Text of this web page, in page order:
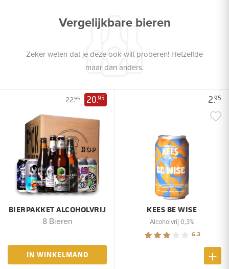
Vergelijkbare bieren
Zeker weten dat je deze ook wilt proberen! Hetzelfde
maar dan anders.
22.95 20.95
BIERPAKKET ALCOHOLVRIJ
8 Bieren
IN WINKELMAND
2.95
KEES BE WISE
Alcoholvrij 0,3%
6.3